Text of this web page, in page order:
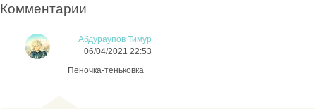
Комментарии
Абдураупов Тимур
06/04/2021 22:53
Пеночка-теньковка